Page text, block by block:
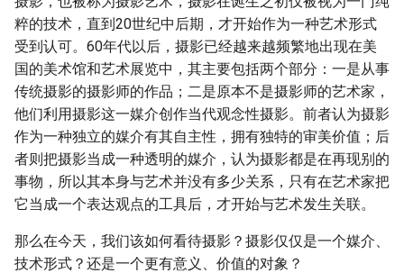
粹的技术，直到20世纪中后期，才开始作为一种艺术形式
受到认可。60年代以后，摄影已经越来越频繁地出现在美
国的美术馆和艺术展览中，其主要包括两个部分：一是从事
传统摄影的摄影师的作品；二是原本不是摄影师的艺术家，
他们利用摄影这一媒介创作当代观念性摄影。前者认为摄影
作为一种独立的媒介有其自主性，拥有独特的审美价值；后
者则把摄影当成一种透明的媒介，认为摄影都是在再现别的
事物，所以其本身与艺术并没有多少关系，只有在艺术家把
它当成一个表达观点的工具后，才开始与艺术发生关联。
那么在今天，我们该如何看待摄影？摄影仅仅是一个媒介、
技术形式？还是一个更有意义、价值的对象？